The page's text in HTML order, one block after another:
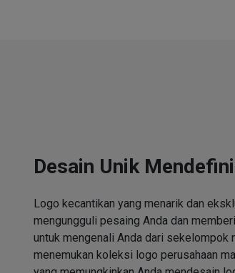
Desain Unik
Logo kecantikan yang menarik dan
mengungguli pesaing Anda dan
untuk mengenali Anda dari sekelompok
menemukan koleksi logo perusahaan